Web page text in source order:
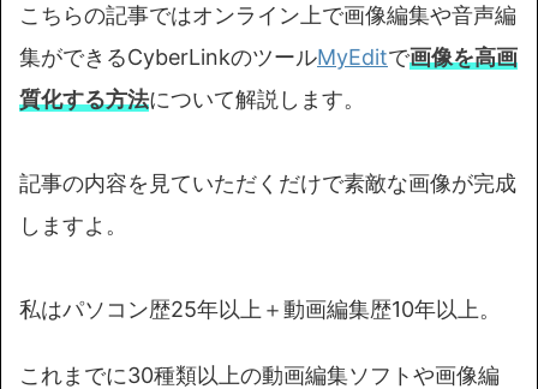
こちらの記事ではオンライン上で画像編集や音声編
集ができるCyberLinkのツールMyEditで画像を高画
質化する方法について解説します。
記事の内容を見ていただくだけで素敵な画像が完成
しますよ。
私はパソコン歴25年以上＋動画編集歴10年以上。
これまでに30種類以上の動画編集ソフトや画像編